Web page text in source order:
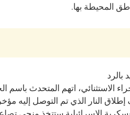
المحيطة بها.
بالرد
الاستثنائي، اتهم المتحدث باسم
إطلاق النار الذي تم التوصل إليه